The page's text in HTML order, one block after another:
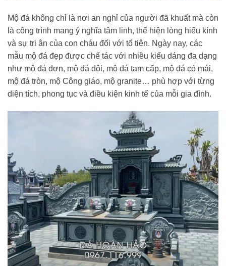
Mộ đá không chỉ là nơi an nghỉ của người đã khuất mà còn
là công trình mang ý nghĩa tâm linh, thể hiện lòng hiếu kính
và sự tri ân của con cháu đối với tổ tiên. Ngày nay, các
mẫu mộ đá đẹp được chế tác với nhiều kiểu dáng đa dạng
như mộ đá đơn, mộ đá đôi, mộ đá tam cấp, mộ đá có mái,
mộ đá tròn, mộ Công giáo, mộ granite… phù hợp với từng
diện tích, phong tục và điều kiện kinh tế của mỗi gia đình.